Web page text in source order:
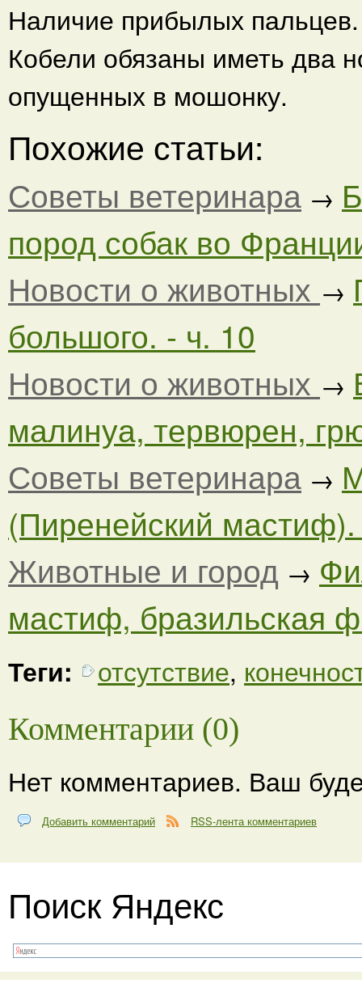
Наличие прибылых
Кобели обязаны иметь два
опущенных в мошонку.
Похожие статьи:
Советы ветеринара →
пород собак во
Новости о животных →
большого. - ч. 10
Новости о животных →
малинуа, тервюрен,
Советы ветеринара →
(Пиренейский
Животные и город →
мастиф, бразильская
Теги: отсутствие,
Комментарии (0)
Нет комментариев. Ваш
Добавить комментарий RSS-лента комментариев
Поиск Яндекс